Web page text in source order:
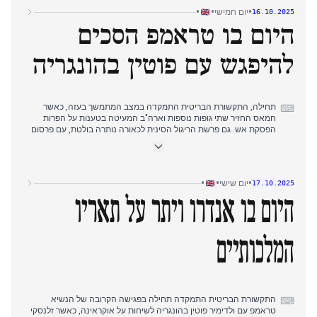
ופרסום ראיות על ידי הממשלה בתיק ריגול סיני שקרס, מה שעורר ויכוח
פוליטי על טיוח לכאורה.
16.10.2025
•יום חמישי•
•
היום בו טראמפ הסכים
להיפגש עם פוטין בהונגריה
⌨ תחילה, התקשורת הבריטית התמקדה במצב המתמשך בעזה, כאשר
חמאס החזיר שתי גופות נוספות וארה"ב המעיטה בטענות על הפרות
הפסקת אש. גם פרשת הריגול הסינית לכאורה נותרה בולטת, עם פרסום
טלפון "פורייה". במקביל, החששות מסין נמשכו, כאשר MI5 חשף מזימה
סינית שסוכלה ובייג'ינג גינתה את סטארמר על טענות ריגול.
17.10.2025
•יום שישי•
•
היום בו אנדרו ויתר על תאריו
המלכותיים
⌨ התקשורת הבריטית התמקדה תחילה בפגישה הקרובה של הנשיא
טראמפ עם ולדימיר פוטין בהונגריה לשיחות על אוקראינה, כאשר זלנסקי